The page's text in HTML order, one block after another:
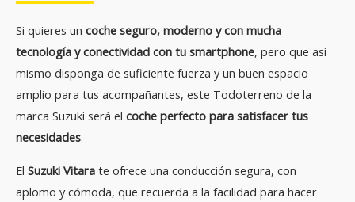
Si quieres un coche seguro, moderno y con mucha
tecnología y conectividad con tu smartphone, pero que así
mismo disponga de suficiente fuerza y un buen espacio
amplio para tus acompañantes, este Todoterreno de la
marca Suzuki será el coche perfecto para satisfacer tus
necesidades.
El Suzuki Vitara te ofrece una conducción segura, con
aplomo y cómoda, que recuerda a la facilidad para hacer